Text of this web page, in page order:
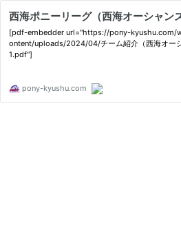
西海ポニーリーグ（西海オーシャンズ
[pdf-embedder url="https://pony-kyushu.com/
ontent/uploads/2024/04/チーム紹介（西海オー
1.pdf"]
pony-kyushu.com